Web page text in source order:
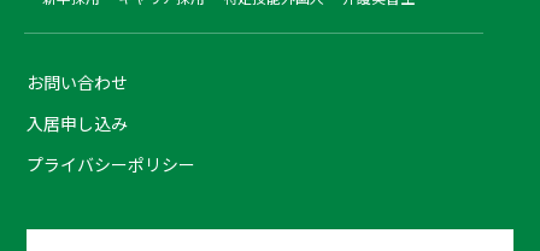
お問い合わせ
入居申し込み
プライバシーポリシー